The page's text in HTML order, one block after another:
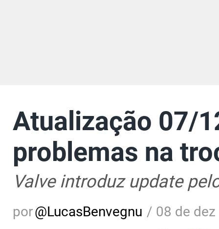
Atualização 07/
problemas na
Valve introduz update
por@LucasBenvegnu / 08 de